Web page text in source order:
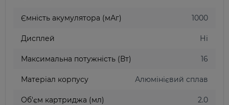
Ємність акумулятора (мАг) 1000
Дисплей Ні
Максимальна потужність (Вт) 16
Матеріал корпусу Алюмінієвий сплав
Об'єм картриджа (мл) 2.0